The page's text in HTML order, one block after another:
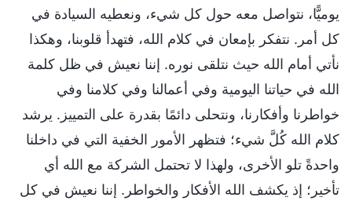
يوميًّا، نتواصل معه حول كل شيء، ونعطيه السيادة في
كل أمر. نتفكر بإمعان في كلام الله، فتهدأ قلوبنا، وهكذا
نأتي أمام الله حيث نتلقى نوره. إننا نعيش في ظل كلمة
الله في حياتنا اليومية وفي أعمالنا وفي كلامنا وفي
خواطرنا وأفكارنا، ونتحلى دائمًا بقدرة على التمييز. يرشد
كلام الله كُلَّ شيء؛ فتظهر الأمور الخفية التي في داخلنا
واحدةً تلو الأخرى، ولهذا لا تحتمل الشركة مع الله أي
تأخير؛ إذ يكشف الله الأفكار والخواطر. إننا نعيش في كل